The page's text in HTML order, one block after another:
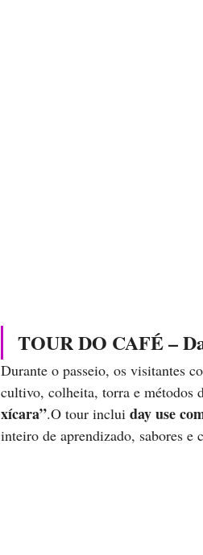
TOUR DO CAFÉ –
Durante o passeio, os visitantes
cultivo, colheita, torra e métodos
xícara”.O tour inclui day use
inteiro de aprendizado, sabores e